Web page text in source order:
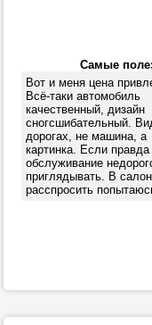
Самые
Вот и меня цена
Всё-таки автомобиль
качественный, дизайн
сногсшибательный.
дорогах, не машина, а
картинка. Если правда
обслуживание
приглядывать. В
расспросить